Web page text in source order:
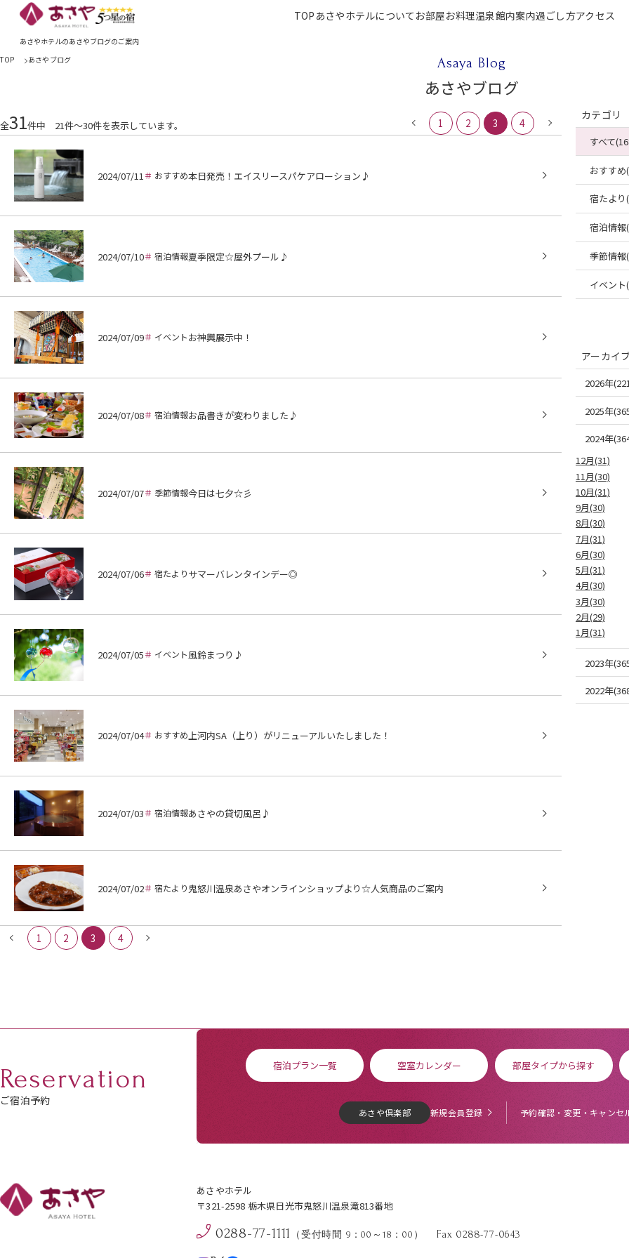
TOP あさやホテルについて お部屋お料理温泉館内案内過ごし方アクセス
あさやホテルのあさやブログのご案内
TOP あさやブログ Asaya Blog
あさやブログ
全31件中 21件～30件を表示しています。 1 2 3 4
2024/07/11 おすすめ本日発売！エイスリースパケアローション♪
2024/07/10 宿泊情報夏季限定☆屋外プール♪
2024/07/09 イベントお神輿展示中！
2024/07/08 宿泊情報お品書きが変わりました♪
2024/07/07 季節情報今日は七夕☆彡
2024/07/06 宿たよりサマーバレンタインデー◎
2024/07/05 イベント風鈴まつり♪
2024/07/04 おすすめ上河内SA（上り）がリニューアルいたしました！
2024/07/03 宿泊情報あさやの貸切風呂♪
2024/07/02 宿たより鬼怒川温泉あさやオンラインショップより☆人気商品のご案内
1 2 3 4
カテゴリ
すべて
おすすめ
宿たより
宿泊情報
季節情報
イベント
アーカイ
2026年
2025年
2024年
12月(31)
11月(30)
10月(31)
9月(30)
8月(30)
7月(31)
6月(30)
5月(31)
4月(30)
3月(30)
2月(29)
1月(31)
2023年
2022年
Reservation
ご宿泊予約
宿泊プラン一覧 空室カレンダー 部屋タイプから探す
あさや倶楽部 新規会員登録 予約確認・変更・キャンセ
あさやホテル
〒321-2598 栃木県日光市鬼怒川温泉滝813番地
0288-77-1111 （受付時間 9：00～18：00） Fax 0288-77-0643